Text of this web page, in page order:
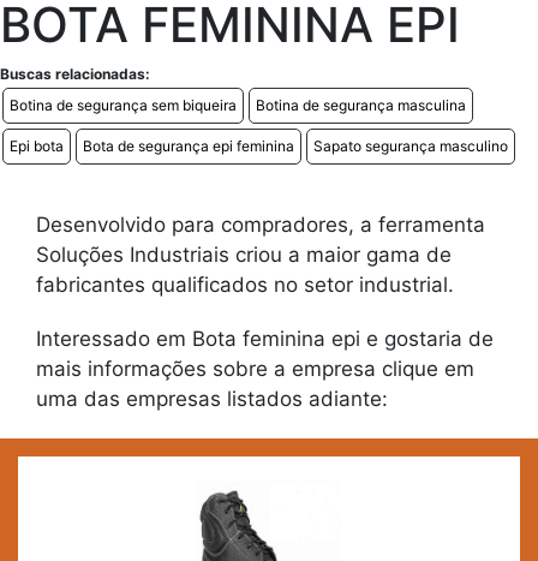
BOTA FEMININA EPI
Buscas relacionadas:
Botina de segurança sem biqueira
Botina de segurança masculina
Epi bota Bota de segurança epi feminina Sapato segurança masculino
Desenvolvido para compradores, a ferramenta
Soluções Industriais criou a maior gama de
fabricantes qualificados no setor industrial.
Interessado em Bota feminina epi e gostaria de
mais informações sobre a empresa clique em
uma das empresas listados adiante: